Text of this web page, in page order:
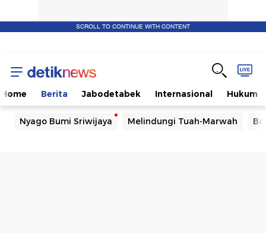
SCROLL TO CONTINUE WITH CONTENT
Home Berita Jabodetabek Internasional Hukum
Nyago Bumi Sriwijaya Melindungi Tuah-Marwah